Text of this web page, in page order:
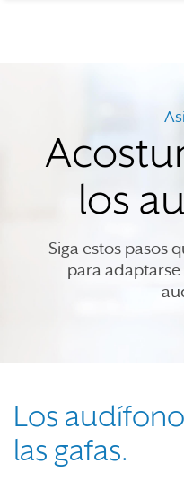
los
Siga estos pasos
para adaptarse
Los
las gafas.